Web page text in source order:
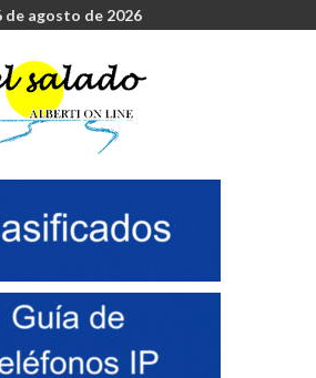
de agosto de 2026